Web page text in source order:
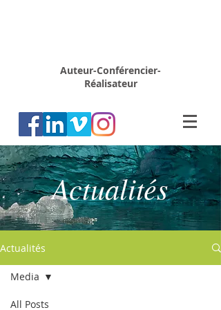
Auteur-Conférencier-
Réalisateur
Actualités
Actualités
All Posts
Media